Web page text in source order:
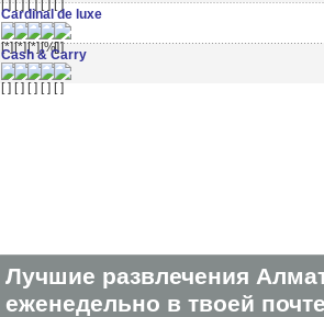
Cardinal de luxe
Cash & Carry
Лучшие развлечения
eженедельно в твоей